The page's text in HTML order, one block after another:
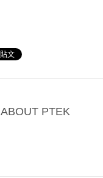
ABOUT PTEK